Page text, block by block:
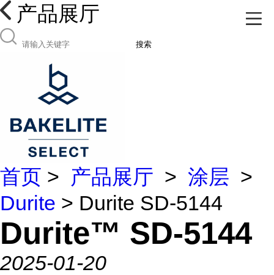
产品展厅
搜索
首页 > 产品展厅 > 涂层 >
Durite > Durite SD-5144
Durite™ SD-5144
2025-01-20